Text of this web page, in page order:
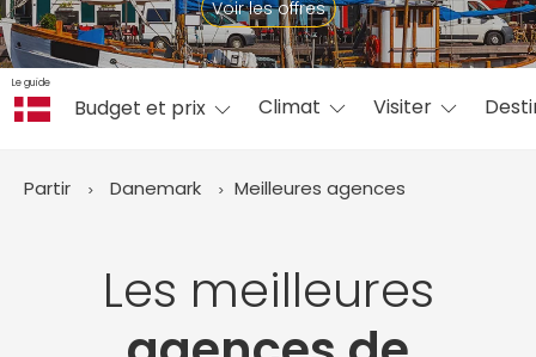
Voir les offres
Le guide
Budget et prix Climat Visiter
Partir Danemark Meilleures agences
Les meilleures
☀️ Où partir par mois
Juillet
Août Septembre
Octobre